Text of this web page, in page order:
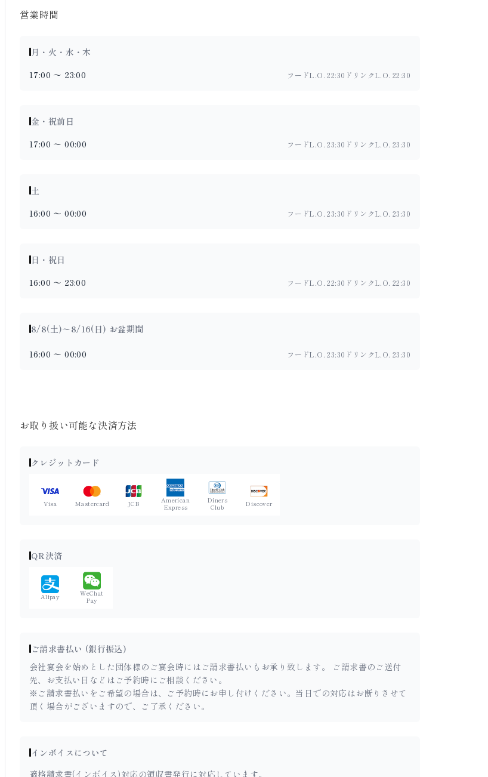
営業時間
月・火・水・木
17:00 〜 23:00
フードL.O. 22:30 ドリンクL.O. 22:30
金・祝前日
17:00 〜 00:00
フードL.O. 23:30 ドリンクL.O. 23:30
土
16:00 〜 00:00
フードL.O. 23:30 ドリンクL.O. 23:30
日・祝日
16:00 〜 23:00
フードL.O. 22:30 ドリンクL.O. 22:30
8/8(土)〜8/16(日) お盆期間
16:00 〜 00:00 フードL.O. 23:30 ドリンクL.O. 23:30
お取り扱い可能な決済方法
クレジットカード
Visa Mastercard JCB
American
Express
Diners
Club
Discover
QR決済
Alipay
WeChat
Pay
ご請求書払い (銀行振込)
会社宴会を始めとした団体様のご宴会時にはご請求書払いもお承り致します。 ご請求書のご送付
先、お支払い日などはご予約時にご相談ください。
※ご請求書払いをご希望の場合は、ご予約時にお申し付けください。当日での対応はお断りさせて
頂く場合がございますので、ご了承ください。
インボイスについて
適格請求書(インボイス)対応の領収書発行に対応しています。